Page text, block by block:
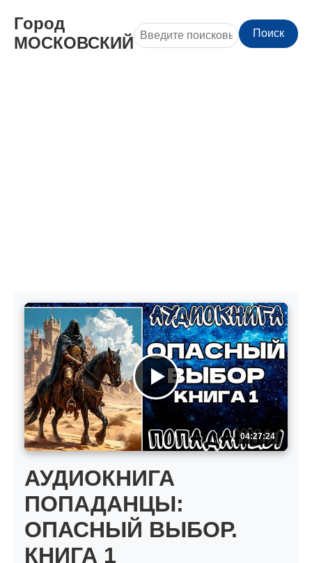
Город
МОСКОВСКИЙ
Поиск
04:27:24
АУДИОКНИГА
ПОПАДАНЦЫ:
ОПАСНЫЙ ВЫБОР.
КНИГА 1